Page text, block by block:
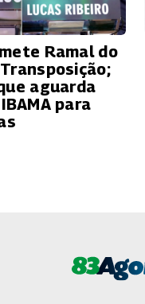
Ramal do
aguarda
para